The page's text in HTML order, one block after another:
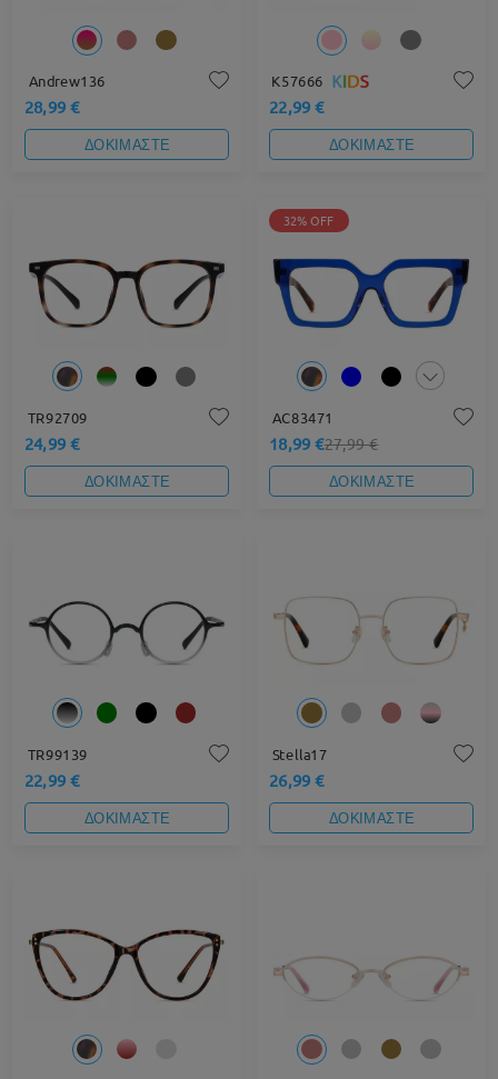
Andrew136
28,99 €
ΔΟΚΙΜΑΣΤΕ
K57666
22,99 €
ΔΟΚΙΜΑΣΤΕ
TR92709
24,99 €
ΔΟΚΙΜΑΣΤΕ
32% OFF
AC83471
18,99 €27,99 €
ΔΟΚΙΜΑΣΤΕ
TR99139
22,99 €
ΔΟΚΙΜΑΣΤΕ
Stella17
26,99 €
ΔΟΚΙΜΑΣΤΕ